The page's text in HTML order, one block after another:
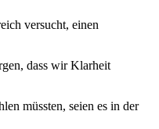
versucht, einen
dass wir Klarheit
müssten, seien es in der